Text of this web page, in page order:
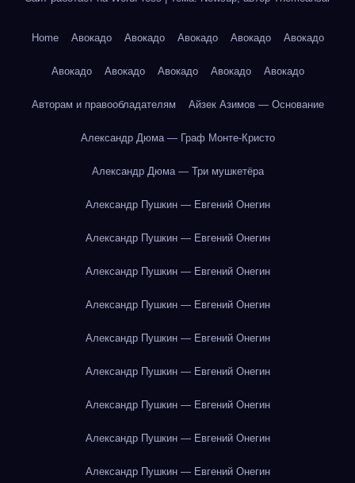
Home Авокадо Авокадо Авокадо Авокадо Авокадо
Авокадо Авокадо Авокадо Авокадо Авокадо
Авторам и правообладателям Айзек Азимов — Основание
Александр Дюма — Граф Монте-Кристо
Александр Дюма — Три мушкетёра
Александр Пушкин — Евгений Онегин
Александр Пушкин — Евгений Онегин
Александр Пушкин — Евгений Онегин
Александр Пушкин — Евгений Онегин
Александр Пушкин — Евгений Онегин
Александр Пушкин — Евгений Онегин
Александр Пушкин — Евгений Онегин
Александр Пушкин — Евгений Онегин
Александр Пушкин — Евгений Онегин